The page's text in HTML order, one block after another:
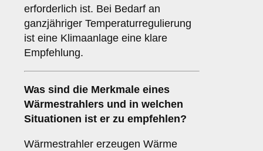
erforderlich ist. Bei Bedarf an
ganzjähriger Temperaturregulierung
ist eine Klimaanlage eine klare
Empfehlung.
Was sind die Merkmale eines
Wärmestrahlers und in welchen
Situationen ist er zu empfehlen?
Wärmestrahler erzeugen Wärme